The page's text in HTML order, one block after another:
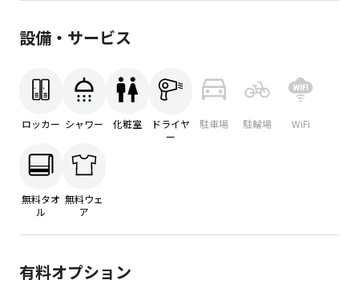
設備・サービス
ロッカー シャワー 化粧室
ドライヤ
ー
駐車場 駐輪場 WiFi
無料タオ
ル
無料ウェ
ア
有料オプション